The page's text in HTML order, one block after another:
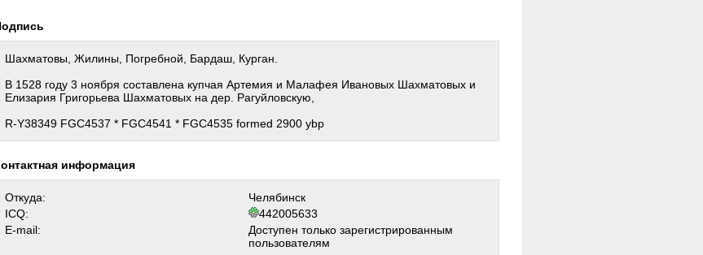
Подпись
Шахматовы, Жилины, Погребной, Бардаш, Курган.
В 1528 году 3 ноября составлена купчая Артемия и Малафея Ивановых Шахматовых и
Елизария Григорьева Шахматовых на дер. Рагуйловскую,
R-Y38349 FGC4537 * FGC4541 * FGC4535 formed 2900 ybp
Контактная информация
Откуда:
Челябинск
ICQ:
442005633
E-mail:
Доступен только зарегистрированным
пользователям